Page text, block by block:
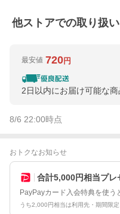
他ストアでの取り扱
最安値 720円
2日以内にお届け可能な商
8/6 22:00時点
おトクなお知らせ
合計5,000円相当プレ
PayPayカード入会特典を使う
うち2,000円相当は利用先・期間限